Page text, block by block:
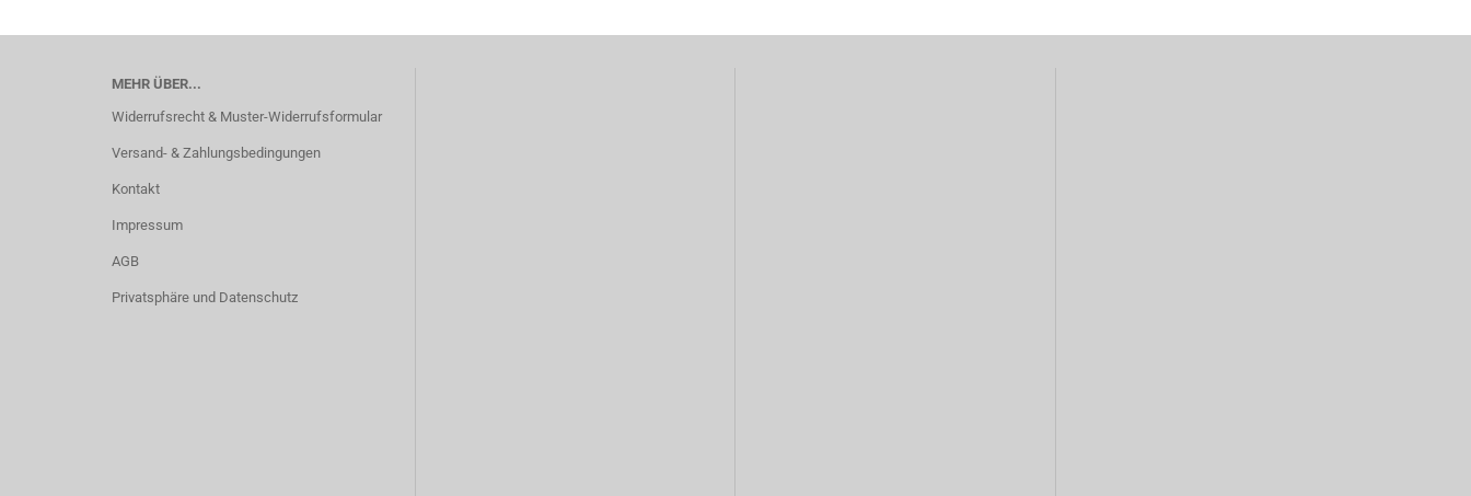
MEHR ÜBER...
Widerrufsrecht & Muster-Widerrufsformular
Versand- & Zahlungsbedingungen
Kontakt
Impressum
AGB
Privatsphäre und Datenschutz